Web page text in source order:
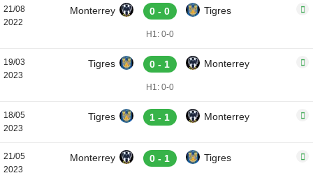
21/08
2022
Monterrey 0 - 0 Tigres
H1: 0-0
19/03
2023
Tigres 0 - 1 Monterrey
H1: 0-0
18/05
2023
Tigres 1 - 1 Monterrey
21/05
2023
Monterrey 0 - 1 Tigres